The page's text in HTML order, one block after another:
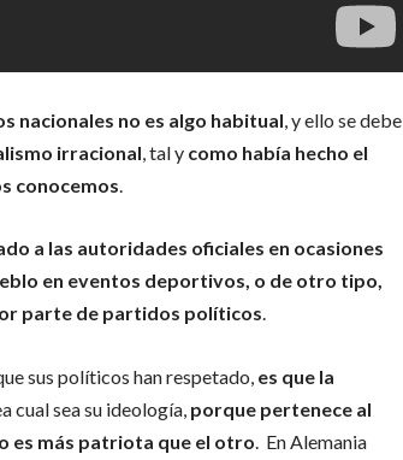
nacionales no es algo habitual , y ello se debe
irracional , tal y como había hecho el
conocemos
a las autoridades oficiales en ocasiones
en eventos deportivos, o de otro tipo,
parte de partidos políticos.
sus políticos han respetado, es que la
cual sea su ideología, porque pertenece al
es más patriota que el otro. En Alemania